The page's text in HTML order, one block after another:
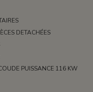
DETACHÉES
PUISSANCE 116 KW